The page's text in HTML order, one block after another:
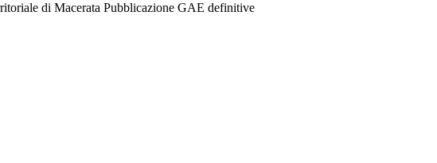
di Macerata Pubblicazione GAE definitive